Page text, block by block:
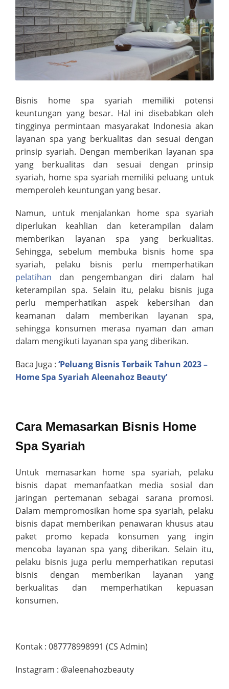
Bisnis home spa syariah memiliki potensi
keuntungan yang besar. Hal ini disebabkan oleh
tingginya permintaan masyarakat Indonesia akan
layanan spa yang berkualitas dan sesuai dengan
prinsip syariah. Dengan memberikan layanan spa
yang berkualitas dan sesuai dengan prinsip
syariah, home spa syariah memiliki peluang untuk
memperoleh keuntungan yang besar.
Namun, untuk menjalankan home spa syariah
diperlukan keahlian dan keterampilan dalam
memberikan layanan spa yang berkualitas.
Sehingga, sebelum membuka bisnis home spa
syariah, pelaku bisnis perlu memperhatikan
pelatihan dan pengembangan diri dalam hal
keterampilan spa. Selain itu, pelaku bisnis juga
perlu memperhatikan aspek kebersihan dan
keamanan dalam memberikan layanan spa,
sehingga konsumen merasa nyaman dan aman
dalam mengikuti layanan spa yang diberikan.
Baca Juga : ‘Peluang Bisnis Terbaik Tahun 2023 –
Home Spa Syariah Aleenahoz Beauty’
Cara Memasarkan Bisnis Home
Spa Syariah
Untuk memasarkan home spa syariah, pelaku
bisnis dapat memanfaatkan media sosial dan
jaringan pertemanan sebagai sarana promosi.
Dalam mempromosikan home spa syariah, pelaku
bisnis dapat memberikan penawaran khusus atau
paket promo kepada konsumen yang ingin
mencoba layanan spa yang diberikan. Selain itu,
pelaku bisnis juga perlu memperhatikan reputasi
bisnis dengan memberikan layanan yang
berkualitas dan memperhatikan kepuasan
konsumen.
Kontak : 087778998991 (CS Admin)
Instagram : @aleenahozbeauty